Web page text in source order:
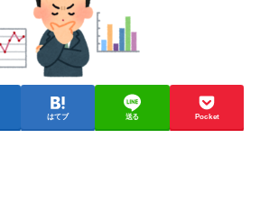
はてブ 送る Pocket